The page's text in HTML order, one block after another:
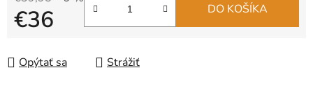
€36 DO KOŠÍKA
Opýtať sa Strážiť